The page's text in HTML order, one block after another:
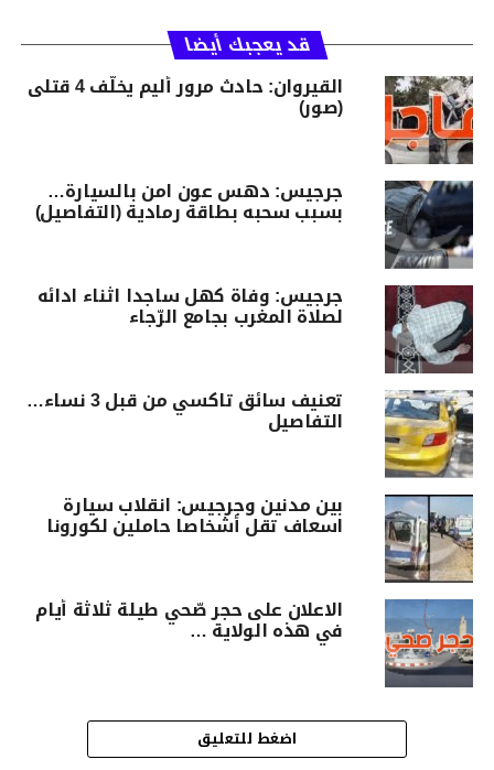
قد يعجبك أيضا
القيروان: حادث مرور أليم يخلّف 4 قتلى
(صور)
جرجيس: دهس عون امن بالسيارة…
بسبب سحبه بطاقة رمادية (التفاصيل)
جرجيس: وفاة كهل ساجدا اثناء ادائه
لصلاة المغرب بجامع الرّجاء
تعنيف سائق تاكسي من قبل 3 نساء…
التفاصيل
بين مدنين وجرجيس: انقلاب سيارة
اسعاف تقل أشخاصا حاملين لكورونا
الاعلان على حجر صّحي طيلة ثلاثة أيام
في هذه الولاية …
اضغط للتعليق